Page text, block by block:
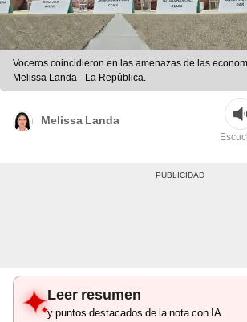
Voceros coincidieron en las amenazas de las
Melissa Landa - La República.
Melissa Landa
Leer resumen
y puntos destacados de la nota con IA